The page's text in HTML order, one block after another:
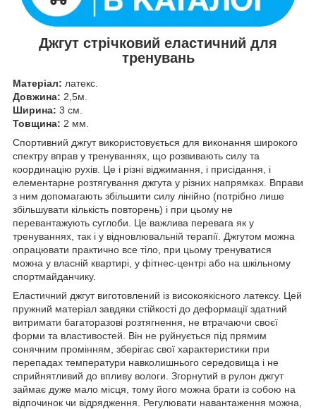
Джгут стрічковий еластичний для
тренувань
Матеріал: латекс.
Довжина: 2,5м.
Ширина: 3 см.
Товщина: 2 мм.
Спортивний джгут використовується для виконання широкого
спектру вправ у тренуваннях, що розвивають силу та
координацію рухів. Це і різні віджимання, і присідання, і
елементарне розтягування джгута у різних напрямках. Вправи
з ним допомагають збільшити силу лінійно (потрібно лише
збільшувати кількість повторень) і при цьому не
перевантажують суглоби. Це важлива перевага як у
тренуваннях, так і у відновлювальній терапії. Джгутом можна
опрацювати практично все тіло, при цьому тренуватися
можна у власній квартирі, у фітнес-центрі або на шкільному
спортмайданчику.
Еластичний джгут виготовлений із високоякісного латексу. Цей
пружний матеріал завдяки стійкості до деформації здатний
витримати багаторазові розтягнення, не втрачаючи своєї
форми та властивостей. Він не руйнується під прямим
сонячним промінням, зберігає свої характеристики при
перепадах температури навколишнього середовища і не
сприйнятливий до впливу вологи. Згорнутий в рулон джгут
займає дуже мало місця, тому його можна брати із собою на
відпочинок чи відрядження. Регулювати навантаження можна,